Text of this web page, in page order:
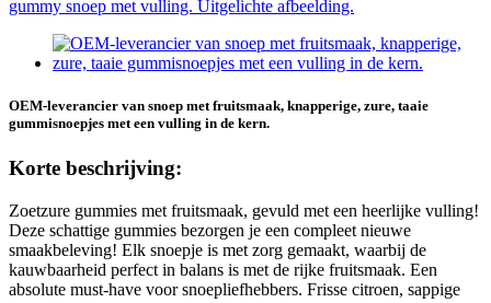
OEM-leverancier van snoep met fruitsmaak, knapperige, zure, taaie
gummisnoepjes met een vulling in de kern.
Korte beschrijving:
Zoetzure gummies met fruitsmaak, gevuld met een heerlijke vulling!
Deze schattige gummies bezorgen je een compleet nieuwe
smaakbeleving! Elk snoepje is met zorg gemaakt, waarbij de
kauwbaarheid perfect in balans is met de rijke fruitsmaak. Een
absolute must-have voor snoepliefhebbers. Frisse citroen, sappige